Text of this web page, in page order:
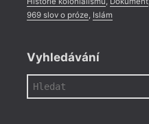
969 slov o próze Islám
Vyhledávání